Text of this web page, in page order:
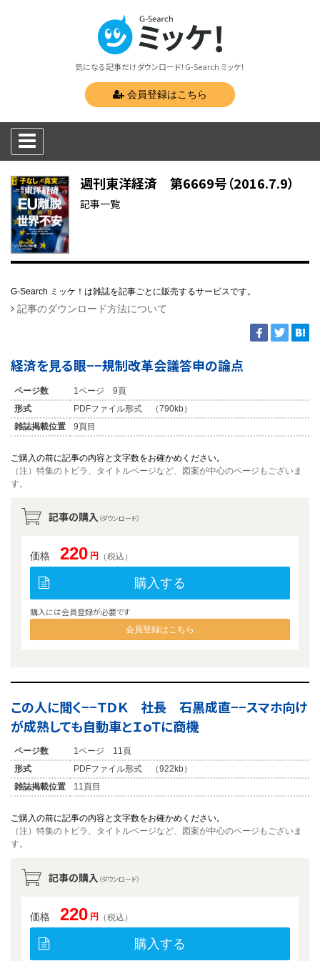
気になる記事だけダウンロード！G-Search ミッケ！
会員登録はこちら
週刊東洋経済 第6669号（2016.7.9）
記事一覧
G-Search ミッケ！は雑誌を記事ごとに販売するサービスです。
記事のダウンロード方法について
経済を見る眼−−規制改革会議答申の論点
ページ数
1ページ 9頁
形式
PDFファイル形式 （790kb）
雑誌掲載位置
9頁目
ご購入の前に記事の内容と文字数をお確かめください。
（注）特集のトビラ、タイトルページなど、図案が中心のページもございま
す。
記事の購入 （ダウンロード）
価格 220 円 （税込）
購入する
購入には会員登録が必要です
会員登録はこちら
この人に聞く−−ＴＤＫ 社長 石黒成直−−スマホ向け
が成熟しても自動車とＩｏＴに商機
ページ数
1ページ 11頁
形式
PDFファイル形式 （922kb）
雑誌掲載位置
11頁目
ご購入の前に記事の内容と文字数をお確かめください。
（注）特集のトビラ、タイトルページなど、図案が中心のページもございま
す。
記事の購入 （ダウンロード）
価格 220 円 （税込）
購入する